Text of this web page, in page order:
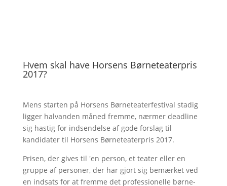
Hvem skal have Horsens Børneteaterpris
2017?
Mens starten på Horsens Børneteaterfestival stadig
ligger halvanden måned fremme, nærmer deadline
sig hastig for indsendelse af gode forslag til
kandidater til Horsens Børneteaterpris 2017.
Prisen, der gives til 'en person, et teater eller en
gruppe af personer, der har gjort sig bemærket ved
en indsats for at fremme det professionelle børne-